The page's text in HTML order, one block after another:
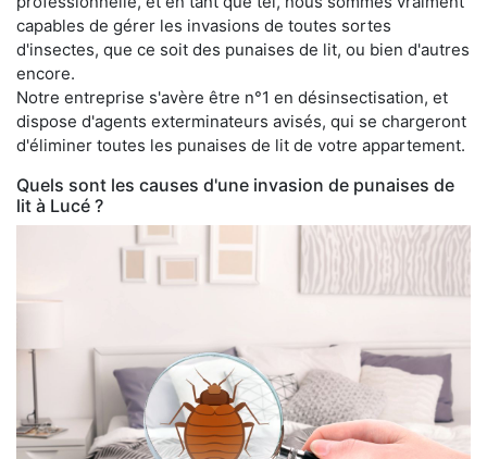
capables de gérer les invasions de toutes sortes
d'insectes, que ce soit des punaises de lit, ou bien d'autres
encore.
Notre entreprise s'avère être n°1 en désinsectisation, et
dispose d'agents exterminateurs avisés, qui se chargeront
d'éliminer toutes les punaises de lit de votre appartement.
Quels sont les causes d'une invasion de punaises de
lit à Lucé ?